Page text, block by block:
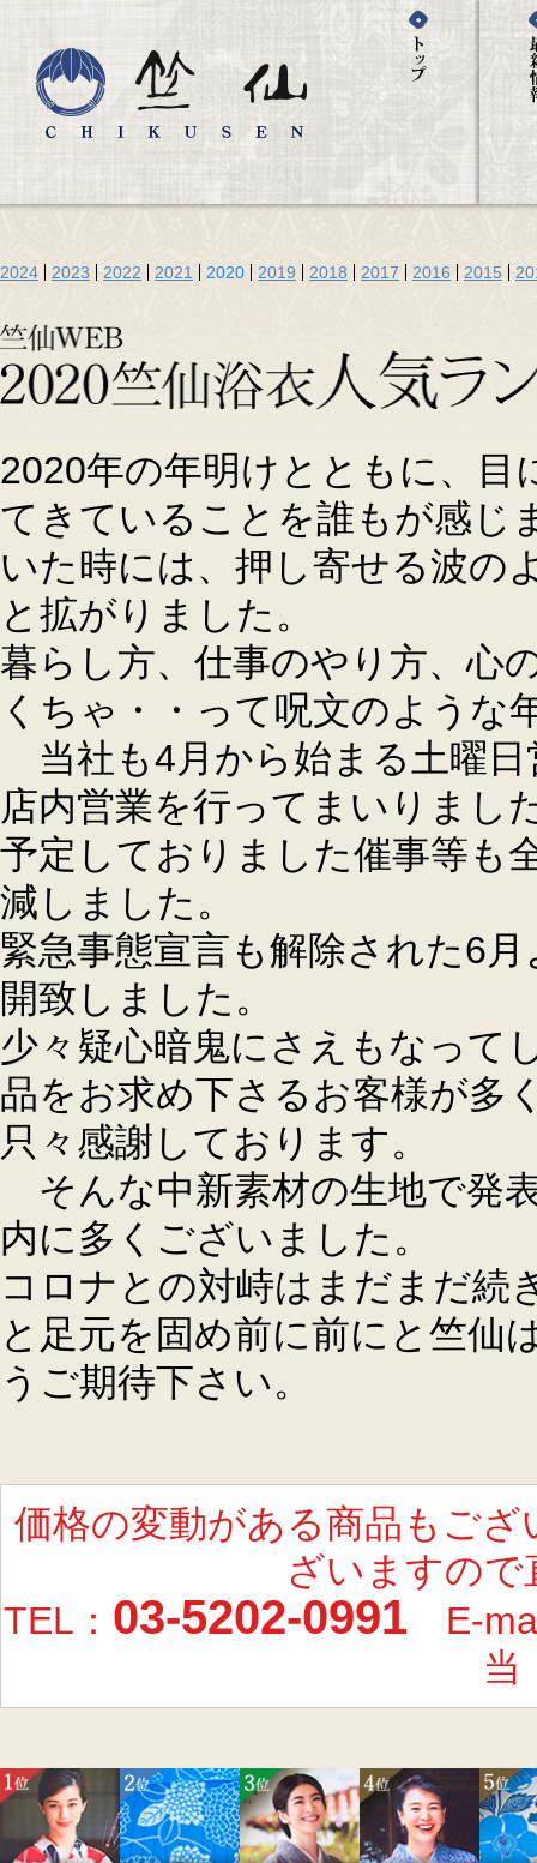
2024 2023 2022 2021 2020 2019 2018 2017 2016 2015
2020年の年明けとともに、
てきていることを誰もが感じ
いた時には、押し寄せる波の
と拡がりました。
暮らし方、仕事のやり方、心
くちゃ・・って呪文のような
当社も4月から始まる土曜
店内営業を行ってまいりまし
予定しておりました催事等も
減しました。
緊急事態宣言も解除された6
開致しました。
少々疑心暗鬼にさえもなって
品をお求め下さるお客様が多
只々感謝しております。
そんな中新素材の生地で発
内に多くございました。
コロナとの対峙はまだまだ続
と足元を固め前に前にと竺仙
うご期待下さい。
価格の変動がある商品もご
ざいますの
TEL： 03-5202-0991E-
当